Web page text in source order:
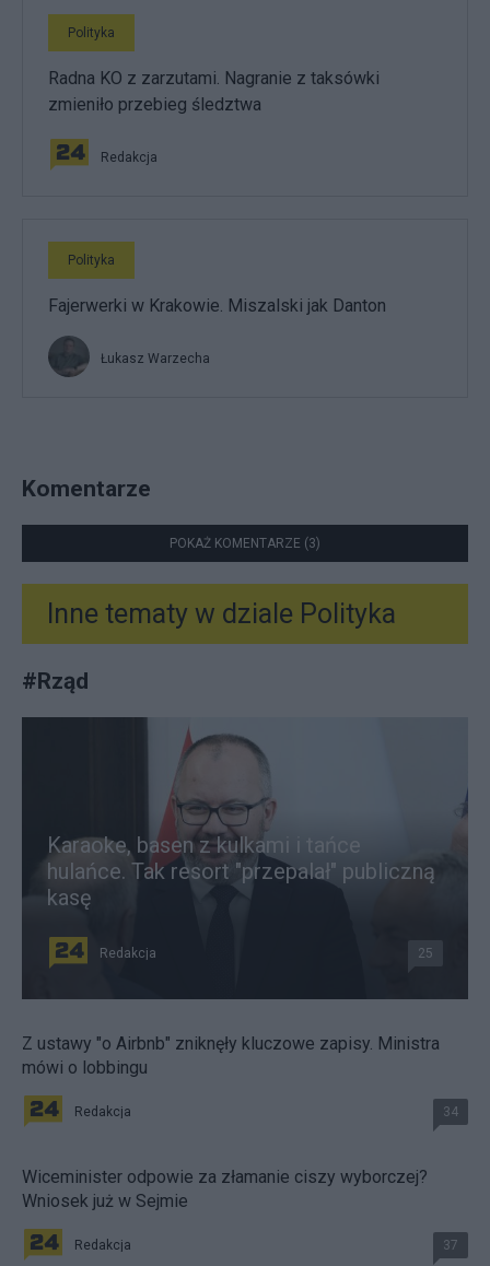
Polityka
Radna KO z zarzutami. Nagranie z taksówki
zmieniło przebieg śledztwa
Redakcja
Polityka
Fajerwerki w Krakowie. Miszalski jak Danton
Łukasz Warzecha
Komentarze
POKAŻ KOMENTARZE (3)
Inne tematy w dziale Polityka
#Rząd
Karaoke, basen z kulkami i tańce
hulańce. Tak resort "przepalał" publiczną
kasę
Redakcja 25
Z ustawy "o Airbnb" zniknęły kluczowe zapisy. Ministra
mówi o lobbingu
Redakcja 34
Wiceminister odpowie za złamanie ciszy wyborczej?
Wniosek już w Sejmie
Redakcja 37